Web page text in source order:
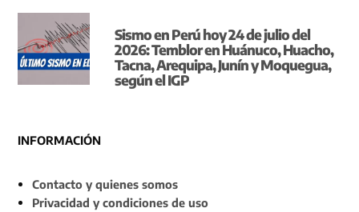
Sismo en Perú hoy 24 de julio del
2026: Temblor en Huánuco, Huacho,
Tacna, Arequipa, Junín y Moquegua,
según el IGP
INFORMACIÓN
Contacto y quienes somos
Privacidad y condiciones de uso